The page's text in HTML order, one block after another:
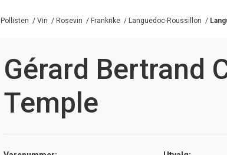
Pollisten / Vin / Rosevin / Frankrike / Languedoc-Roussillon /
Gérard Bertrand
Temple